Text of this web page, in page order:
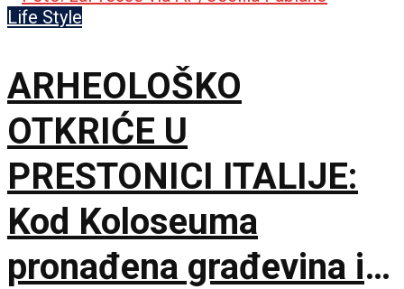
Life Style
ARHEOLOŠKO
OTKRIĆE U
PRESTONICI ITALIJE:
Kod Koloseuma
pronađena građevina iz